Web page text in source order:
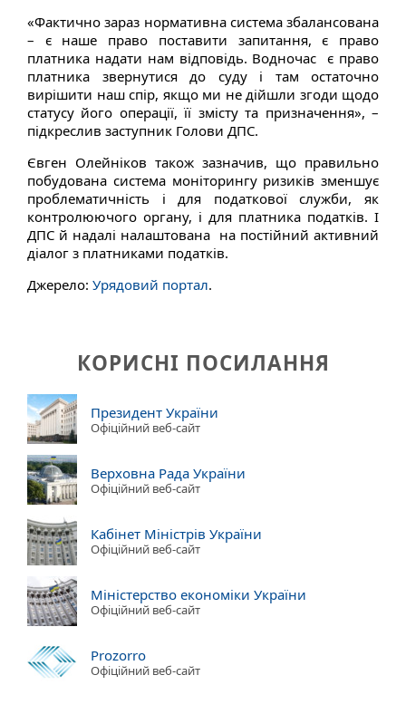
«Фактично зараз нормативна система збалансована
– є наше право поставити запитання, є право
платника надати нам відповідь. Водночас є право
платника звернутися до суду і там остаточно
вирішити наш спір, якщо ми не дійшли згоди щодо
статусу його операції, її змісту та призначення», –
підкреслив заступник Голови ДПС.
Євген Олейніков також зазначив, що правильно
побудована система моніторингу ризиків зменшує
проблематичність і для податкової служби, як
контролюючого органу, і для платника податків. І
ДПС й надалі налаштована на постійний активний
діалог з платниками податків.
Джерело: Урядовий портал.
КОРИСНІ ПОСИЛАННЯ
Президент України
Офіційний веб-сайт
Верховна Рада України
Офіційний веб-сайт
Кабінет Міністрів України
Офіційний веб-сайт
Міністерство економіки України
Офіційний веб-сайт
Prozorro
Офіційний веб-сайт